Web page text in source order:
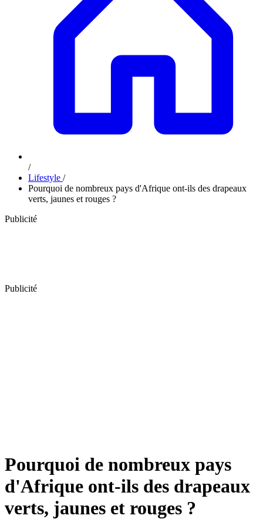
/
Lifestyle /
Pourquoi de nombreux pays d'Afrique ont-ils des drapeaux
verts, jaunes et rouges ?
Publicité
Publicité
Pourquoi de nombreux pays
d'Afrique ont-ils des drapeaux
verts, jaunes et rouges ?